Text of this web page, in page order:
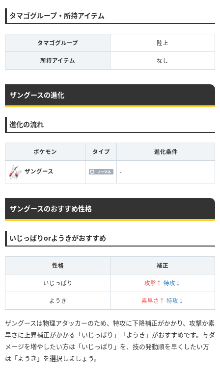
タマゴグループ・所持アイテム
タマゴグループ 陸上
所持アイテム なし
ザングースの進化
進化の流れ
ポケモン タイプ 進化条件
ザングース -
ザングースのおすすめ性格
いじっぱりorようきがおすすめ
性格 補正
いじっぱり 攻撃↑ 特攻↓
ようき 素早さ↑ 特攻↓
ザングースは物理アタッカーのため、特攻に下降補正がかかり、攻撃か素
早さに上昇補正がかかる「いじっぱり」「ようき」がおすすめです。与ダ
メージを増やしたい方は「いじっぱり」を、技の発動順を早くしたい方
は「ようき」を選択しましょう。